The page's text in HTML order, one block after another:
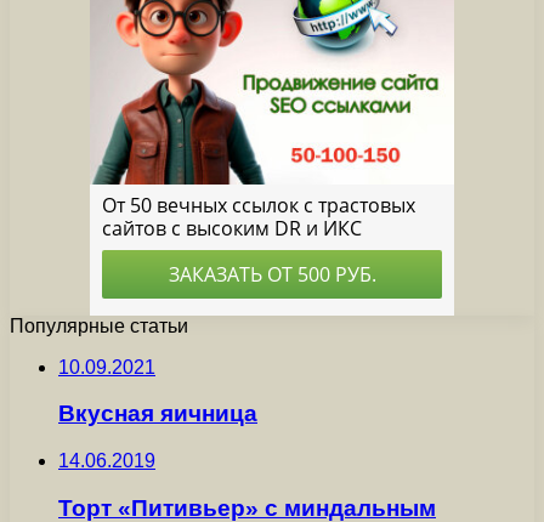
Популярные статьи
10.09.2021
Вкусная яичница
14.06.2019
Торт «Питивьер» с миндальным